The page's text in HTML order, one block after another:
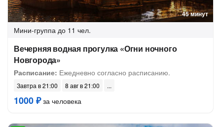
45 минут
Мини-группа до 11 чел.
Вечерняя водная прогулка «Огни ночного
Новгорода»
Расписание: Ежедневно согласно расписанию.
Завтра в 21:00 8 авг в 21:00
1000 ₽за человека